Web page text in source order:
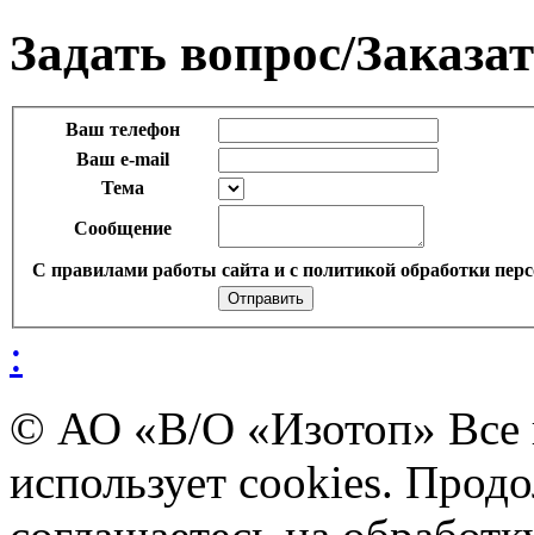
Задать вопрос/
Ваш телефон
Ваш e-mail
Тема
Сообщение
С правилами работы сайта и с политикой обработки
:
© АО «В/О «Изотоп» Все
использует cookies.